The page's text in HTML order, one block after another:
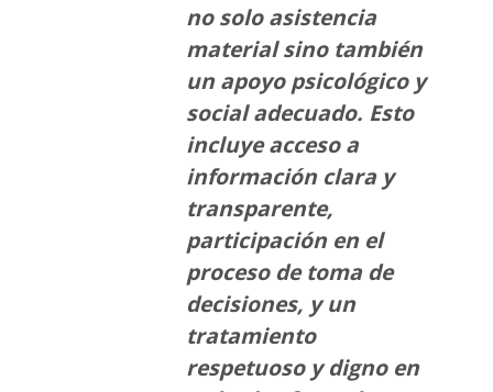
no solo asistencia
material sino también
un apoyo psicológico y
social adecuado. Esto
incluye acceso a
información clara y
transparente,
participación en el
proceso de toma de
decisiones, y un
tratamiento
respetuoso y digno en